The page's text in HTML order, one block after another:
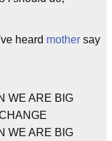
heard mother say
WE ARE BIG
WE ARE BIG